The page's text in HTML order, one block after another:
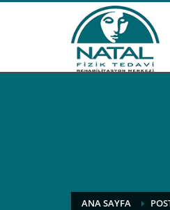
ANA SAYFA